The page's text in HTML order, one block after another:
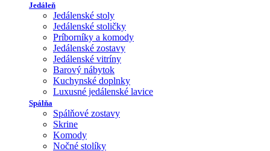
Jedáleň
Jedálenské stoly
Jedálenské stoličky
Príborníky a komody
Jedálenské zostavy
Jedálenské vitríny
Barový nábytok
Kuchynské doplnky
Luxusné jedálenské lavice
Spálňa
Spálňové zostavy
Skrine
Komody
Nočné stolíky